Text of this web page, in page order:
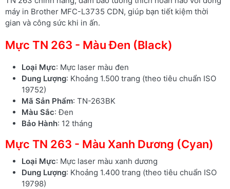
máy in Brother MFC-L3735 CDN, giúp bạn tiết kiệm thời
gian và công sức khi in ấn.
Mực TN 263 - Màu Đen (Black)
Loại Mực: Mực laser màu đen
Dung Lượng: Khoảng 1.500 trang (theo tiêu chuẩn ISO
19752)
Mã Sản Phẩm: TN-263BK
Màu Sắc: Đen
Bảo Hành: 12 tháng
Mực TN 263 - Màu Xanh Dương (Cyan)
Loại Mực: Mực laser màu xanh dương
Dung Lượng: Khoảng 1.400 trang (theo tiêu chuẩn ISO
19798)